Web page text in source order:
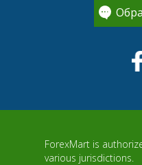
ForexMart is
various jurisdictions.